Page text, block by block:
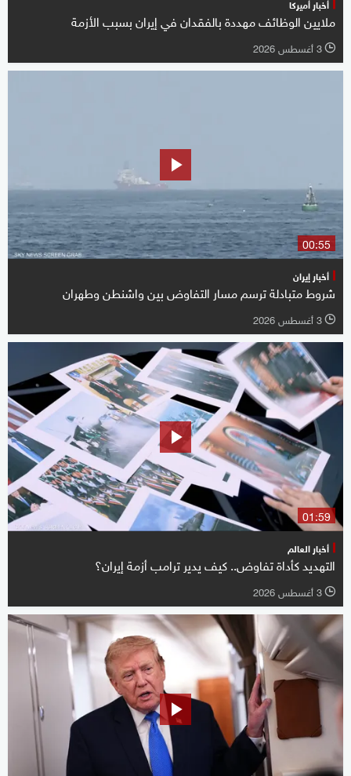
أخبار أميركا
ملايين الوظائف مهددة بالفقدان في إيران بسبب الأزمة
l 3 أغسطس 2026
00:55
أخبار إيران
شروط متبادلة ترسم مسار التفاوض بين واشنطن وطهران
l 3 أغسطس 2026
01:59
أخبار العالم
التهديد كأداة تفاوض.. كيف يدير ترامب أزمة إيران؟
l 3 أغسطس 2026